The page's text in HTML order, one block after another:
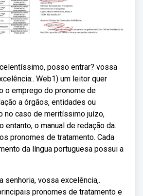
posso entrar? vossa
Web1) um leitor quer
o emprego do pronome de
a órgãos, entidades ou
no caso de meritíssimo juízo,
entanto, o manual de redação da.
pronomes de tratamento. Cada
da língua portuguesa possui a
senhoria, vossa excelência,.
pronomes de tratamento e